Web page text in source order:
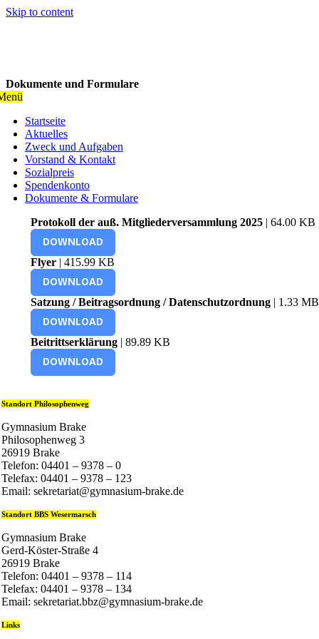
Skip to content
Dokumente und Formulare
Startseite
Aktuelles
Zweck und Aufgaben
Vorstand & Kontakt
Sozialpreis
Spendenkonto
Dokumente & Formulare
Protokoll der auß. Mitgliederversammlung 2025| 64.00 KB
DOWNLOAD
Flyer| 415.99 KB
DOWNLOAD
Satzung / Beitragsordnung / Datenschutzordnung| 1.33 MB
DOWNLOAD
Beitrittserklärung| 89.89 KB
DOWNLOAD
Standort Philosophenweg
Gymnasium Brake
Philosophenweg 3
26919 Brake
Telefon: 04401 – 9378 – 0
Telefax: 04401 – 9378 – 123
Email: sekretariat@gymnasium-brake.de
Standort BBS Wesermarsch
Gymnasium Brake
Gerd-Köster-Straße 4
26919 Brake
Telefon: 04401 – 9378 – 114
Telefax: 04401 – 9378 – 134
Email: sekretariat.bbz@gymnasium-brake.de
Links